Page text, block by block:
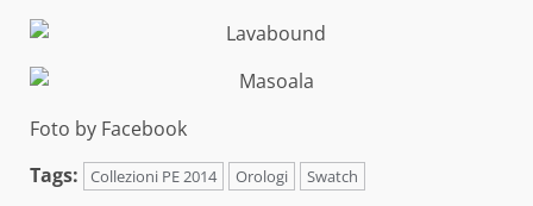
Foto by Facebook
Tags:
Collezioni PE 2014 Orologi Swatch